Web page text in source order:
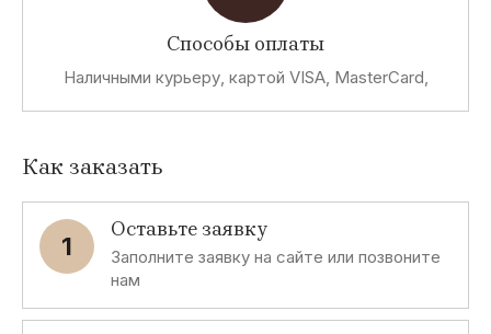
Способы оплаты
Наличными курьеру, картой VISA, MasterCard,
Как заказать
1
Оставьте заявку
Заполните заявку на сайте или позвоните
нам